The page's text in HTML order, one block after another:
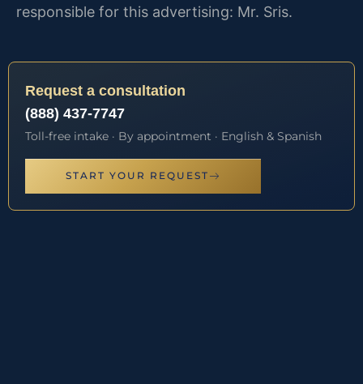
responsible for this advertising: Mr. Sris.
Request a consultation
(888) 437-7747
Toll-free intake · By appointment · English & Spanish
START YOUR REQUEST